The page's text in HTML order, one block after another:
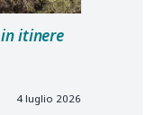
in itinere
4 luglio 2026